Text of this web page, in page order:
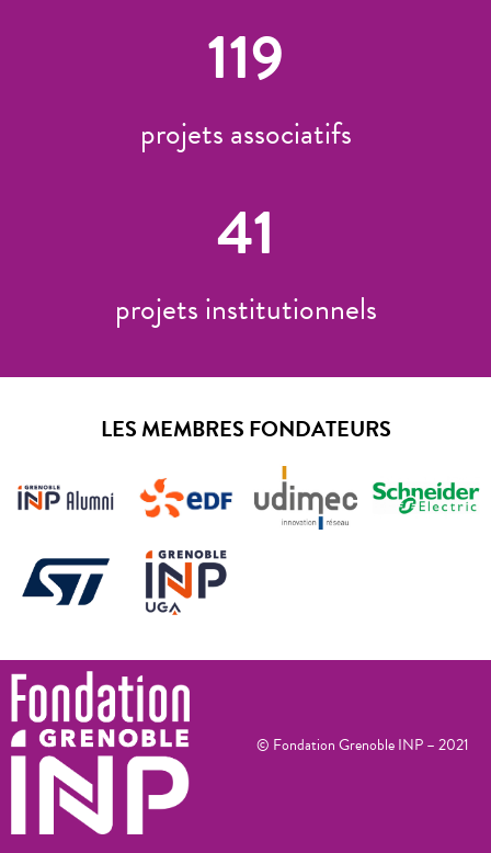
119
projets associatifs
41
projets institutionnels
LES MEMBRES FONDATEURS
© Fondation Grenoble INP – 2021